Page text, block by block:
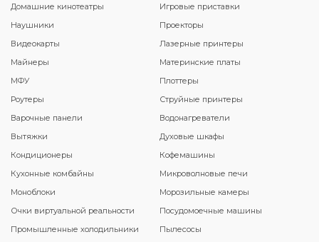
Домашние кинотеатры
Игровые приставки
Наушники
Проекторы
Видеокарты
Лазерные принтеры
Майнеры
Материнские платы
МФУ
Плоттеры
Роутеры
Струйные принтеры
Варочные панели
Водонагреватели
Вытяжки
Духовые шкафы
Кондиционеры
Кофемашины
Кухонные комбайны
Микроволновые печи
Моноблоки
Морозильные камеры
Очки виртуальной реальности
Посудомоечные машины
Промышленные холодильники
Пылесосы